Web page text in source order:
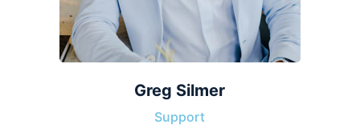
Greg Silmer
Support